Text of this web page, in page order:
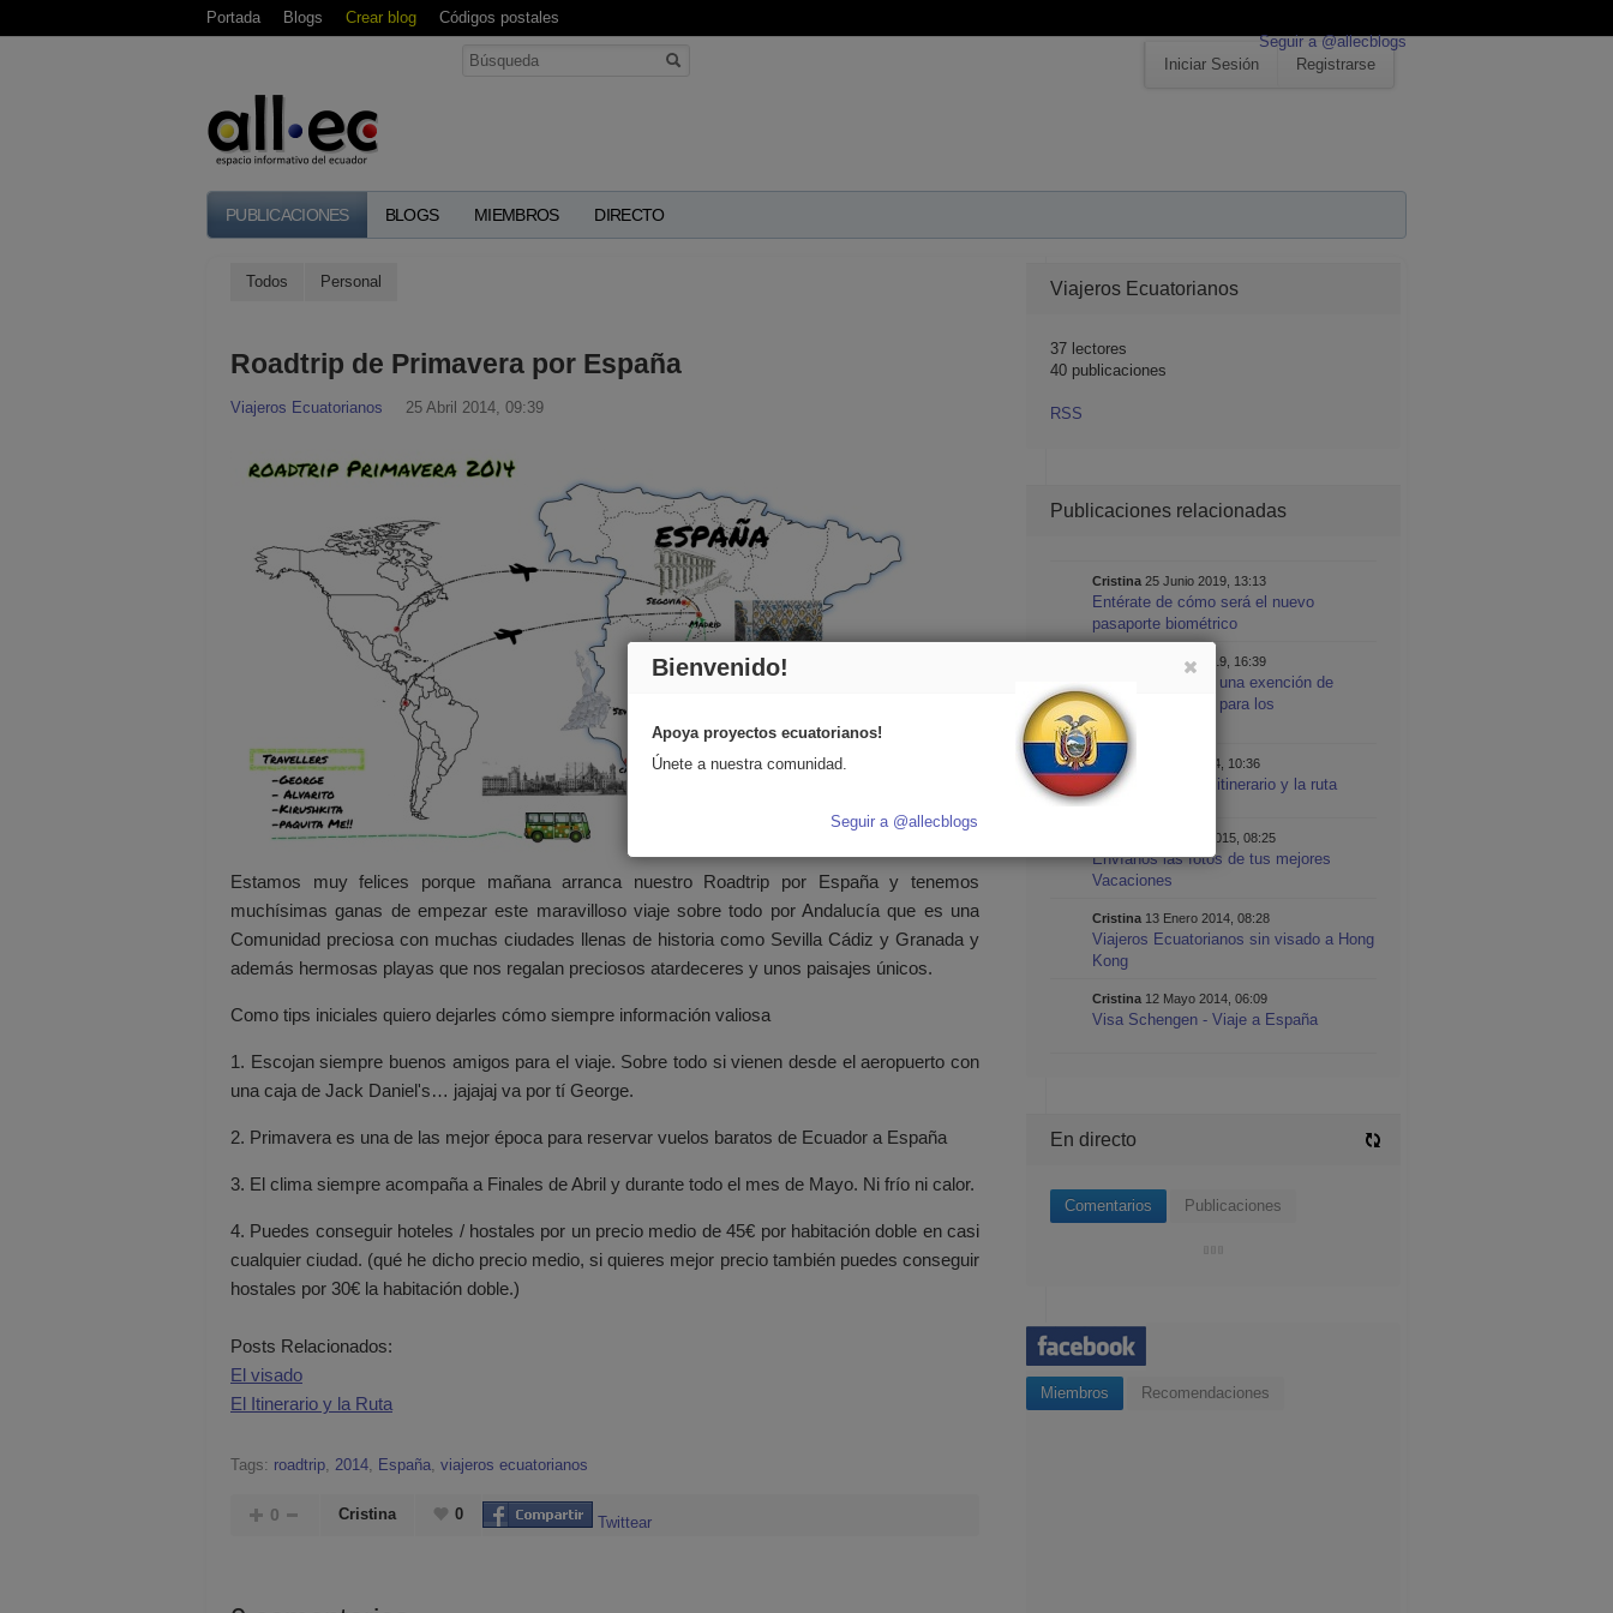
Portada Blogs Crear blog
Códigos postales
Seguir a @allecblogs
Iniciar Sesión
Registrarse
PUBLICACIONES BLOGS MIEMBROS DIRECTO
Todos Personal
Roadtrip de Primavera por España
Viajeros Ecuatorianos 25 Abril 2014, 09:39
Estamos muy felices porque mañana arranca nuestro Roadtrip por España y tenemos
muchísimas ganas de empezar este maravilloso viaje sobre todo por Andalucía que es una
Comunidad preciosa con muchas ciudades llenas de historia como Sevilla Cádiz y Granada y
además hermosas playas que nos regalan preciosos atardeceres y unos paisajes únicos.
Como tips iniciales quiero dejarles cómo siempre información valiosa
1. Escojan siempre buenos amigos para el viaje. Sobre todo si vienen desde el aeropuerto con
una caja de Jack Daniel's… jajajaj va por tí George.
2. Primavera es una de las mejor época para reservar vuelos baratos de Ecuador a España
3. El clima siempre acompaña a Finales de Abril y durante todo el mes de Mayo. Ni frío ni calor.
4. Puedes conseguir hoteles / hostales por un precio medio de 45€ por habitación doble en casi
cualquier ciudad. (qué he dicho precio medio, si quieres mejor precio también puedes conseguir
hostales por 30€ la habitación doble.)
Posts Relacionados:
El visado
El Itinerario y la Ruta
Tags: roadtrip, 2014, España, viajeros ecuatorianos
0 Cristina 0 Twittear
Viajeros Ecuatorianos
37 lectores
40 publicaciones
RSS
Publicaciones relacionadas
Cristina 25 Junio 2019, 13:13
Entérate de cómo será el nuevo
pasaporte biométrico
24 Junio 2019, 16:39
¿A las puertas de una exención de
Visado Schengen para los
Ecuatorianos?
Cristina 4 Mayo 2014, 10:36
España 2014 - El itinerario y la ruta
2 Octubre 2015, 08:25
Envíanos las fotos de tus mejores
Vacaciones
Cristina 13 Enero 2014, 08:28
Viajeros Ecuatorianos sin visado a Hong
Kong
Cristina 12 Mayo 2014, 06:09
Visa Schengen - Viaje a España
En directo
Comentarios Publicaciones
Miembros Recomendaciones
Bienvenido!
Apoya proyectos ecuatorianos!
Únete a nuestra comunidad.
Seguir a @allecblogs